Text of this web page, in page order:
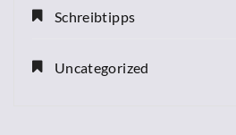
Schreibtipps
Uncategorized